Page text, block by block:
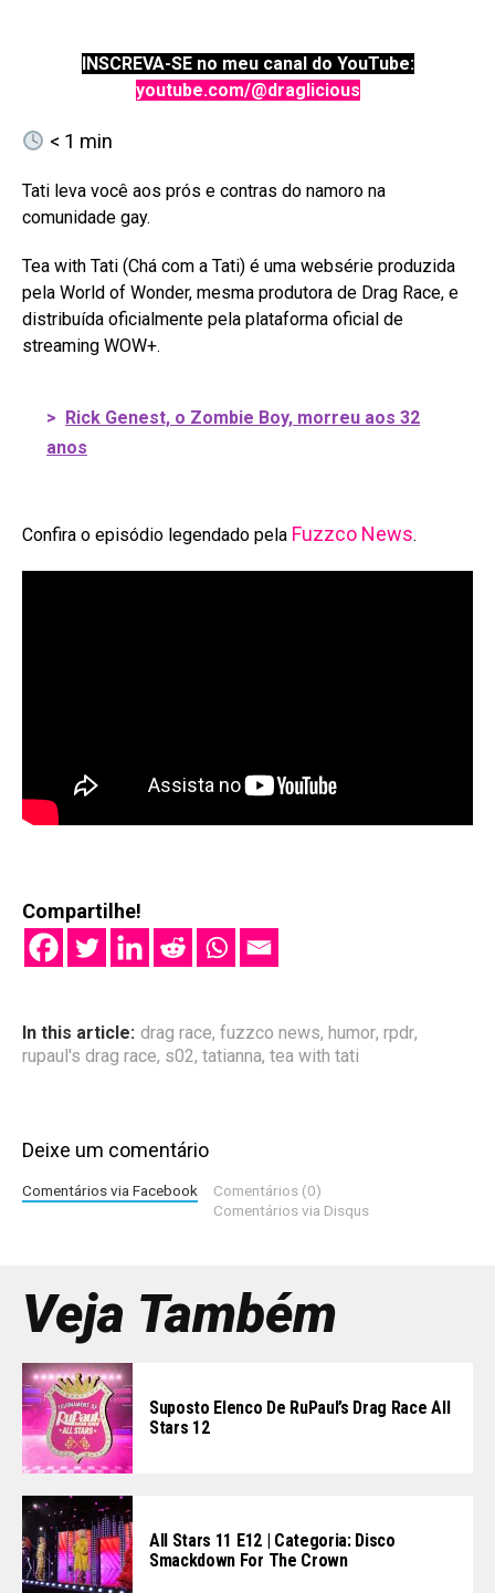
INSCREVA-SE no meu canal do YouTube:
youtube.com/@draglicious
< 1 min
Tati leva você aos prós e contras do namoro na
comunidade gay.
Tea with Tati (Chá com a Tati) é uma websérie produzida
pela World of Wonder, mesma produtora de Drag Race, e
distribuída oficialmente pela plataforma oficial de
streaming WOW+.
> Rick Genest, o Zombie Boy, morreu aos 32
anos
Confira o episódio legendado pela Fuzzco News.
Compartilhe!
In this article: drag race, fuzzco news, humor, rpdr,
rupaul's drag race, s02, tatianna, tea with tati
Deixe um comentário
Comentários via Facebook
Comentários (0)
Comentários via Disqus
Veja Também
Suposto Elenco De RuPaul’s Drag Race All
Stars 12
All Stars 11 E12 | Categoria: Disco
Smackdown For The Crown